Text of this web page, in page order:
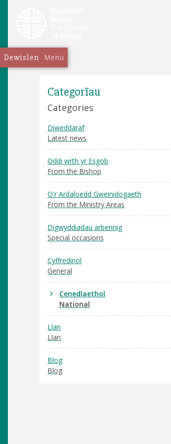
Dewislen Menu
Categorïau
Categories
Diweddaraf
Latest news
Oddi wrth yr Esgob
From the Bishop
O'r Ardaloedd Gweinidogaeth
From the Ministry Areas
Digwyddiadau arbennig
Special occasions
Cyffredinol
General
Cenedlaethol
National
Llan
Llan
Blog
Blog